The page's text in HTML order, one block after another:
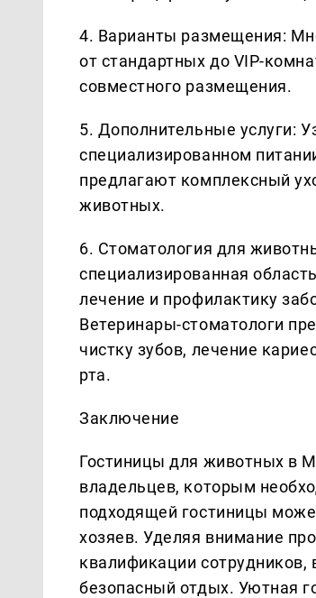
4. Варианты размещения:
от стандартных до VIP-
совместного размещения.
5. Дополнительные услуги:
специализированном
предлагают комплексный
животных.
6. Стоматология для
специализированная
лечение и профилактику
Ветеринары-стоматологи
чистку зубов, лечение
рта.
Заключение
Гостиницы для животных в
владельцев, которым
подходящей гостиницы
хозяев. Уделяя внимание
квалификации
безопасный отдых. Уютная